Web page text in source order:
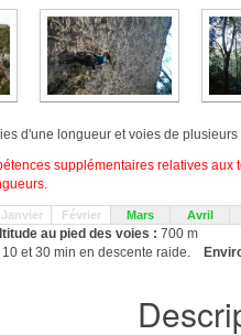
d'une longueur et voies de
supplémentaires relatives
Janvier Février Mars Avril
au pied des voies : 700 m
10 et 30 min en descente raide.